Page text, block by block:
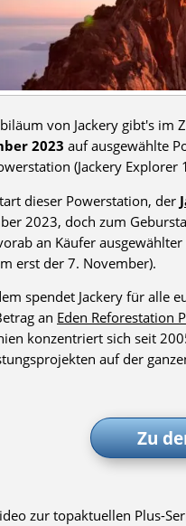
von Jackery gibt's im
2023 auf ausgewählte
(Jackery Explorer
dieser Powerstation, der
2023, doch zum
an Käufer
erst der 7. November).
spendet Jackery für alle
an Eden Reforestation
konzentriert sich seit
auf der
Zu
zur topaktuellen Plus-